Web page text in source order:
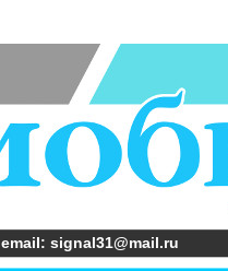
email: signal31@mail.ru